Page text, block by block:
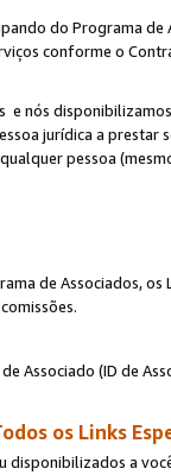
do Programa
conforme o
nós
jurídica a
pessoa
de Associados, os
Associado (ID de
os Links
disponibilizados a